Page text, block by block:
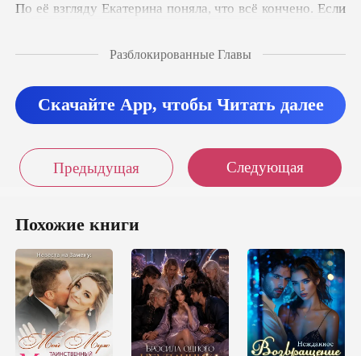
о всё кончено. Если
Прос
Разблокированные Главы
Скачайте App, чтобы Читать далее
Предыдущая Следующая
Похожие книги